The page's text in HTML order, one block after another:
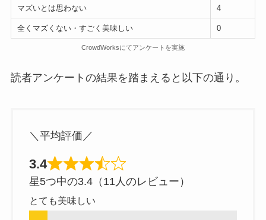
マズいとは思わない 4
全くマズくない・すごく美味しい 0
CrowdWorksにてアンケートを実施
読者アンケートの結果を踏まえると以下の通り。
＼平均評価／
3.4
星5つ中の3.4（11人のレビュー）
とても美味しい